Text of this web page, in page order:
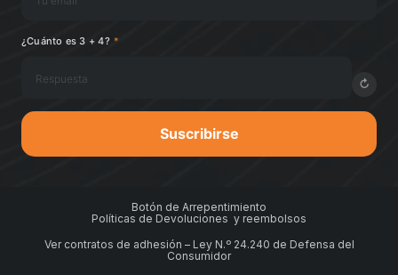
¿Cuánto es 3 + 4? *
↻
Suscribirse
Botón de Arrepentimiento
Políticas de Devoluciones y reembolsos
Ver contratos de adhesión – Ley N.º 24.240 de Defensa del
Consumidor